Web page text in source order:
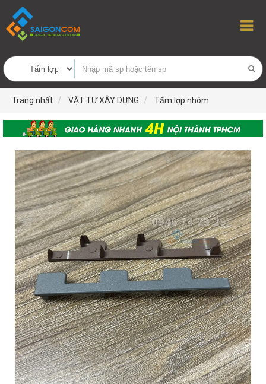
Trang nhất VẬT TƯ XÂY DỰNG Tấm lợp nhôm